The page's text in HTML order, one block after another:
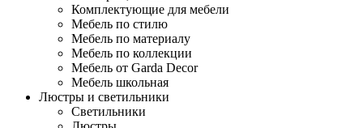
Комплектующие для мебели
Мебель по стилю
Мебель по материалу
Мебель по коллекции
Мебель от Garda Decor
Мебель школьная
Люстры и светильники
Светильники